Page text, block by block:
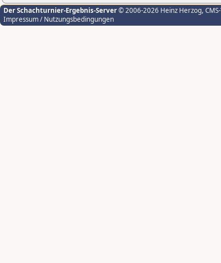
Der Schachturnier-Ergebnis-Server© 2006-2026 Heinz Herzog,
Impressum / Nutzungsbedingungen